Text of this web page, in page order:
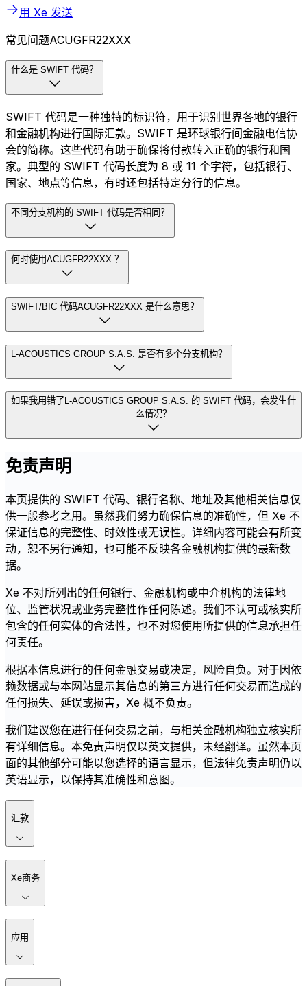
用 Xe 发送
常见问题ACUGFR22XXX
什么是 SWIFT 代码？
SWIFT 代码是一种独特的标识符，用于识别世界各地的银行
和金融机构进行国际汇款。SWIFT 是环球银行间金融电信协
会的简称。这些代码有助于确保将付款转入正确的银行和国
家。典型的 SWIFT 代码长度为 8 或 11 个字符，包括银行、
国家、地点等信息，有时还包括特定分行的信息。
不同分支机构的 SWIFT 代码是否相同？
何时使用ACUGFR22XXX ？
SWIFT/BIC 代码ACUGFR22XXX 是什么意思？
L-ACOUSTICS GROUP S.A.S. 是否有多个分支机构？
如果我用错了L-ACOUSTICS GROUP S.A.S. 的 SWIFT 代码，会发生什
么情况？
免责声明
本页提供的 SWIFT 代码、银行名称、地址及其他相关信息仅
供一般参考之用。虽然我们努力确保信息的准确性，但 Xe 不
保证信息的完整性、时效性或无误性。详细内容可能会有所变
动，恕不另行通知，也可能不反映各金融机构提供的最新数
据。
Xe 不对所列出的任何银行、金融机构或中介机构的法律地
位、监管状况或业务完整性作任何陈述。我们不认可或核实所
包含的任何实体的合法性，也不对您使用所提供的信息承担任
何责任。
根据本信息进行的任何金融交易或决定，风险自负。对于因依
赖数据或与本网站显示其信息的第三方进行任何交易而造成的
任何损失、延误或损害，Xe 概不负责。
我们建议您在进行任何交易之前，与相关金融机构独立核实所
有详细信息。本免责声明仅以英文提供，未经翻译。虽然本页
面的其他部分可能以您选择的语言显示，但法律免责声明仍以
英语显示，以保持其准确性和意图。
汇款
Xe商务
应用